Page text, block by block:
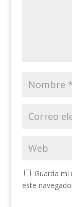
Guarda
este